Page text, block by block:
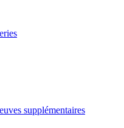
supplémentaires